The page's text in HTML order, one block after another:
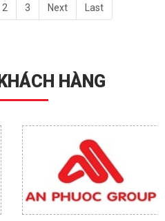
2 3 Next Last
HÀNG